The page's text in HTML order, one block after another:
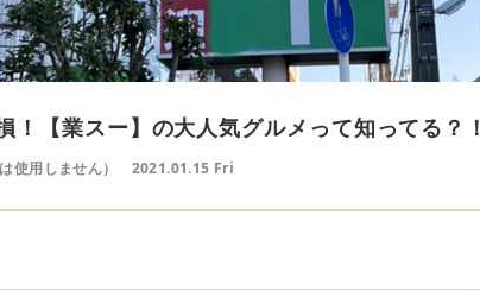
！【業スー】の大人気グルメって知ってる？！
使用しません） 2021.01.15 Fri